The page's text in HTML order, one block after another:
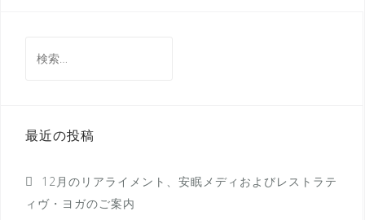
ゲ
ョ
ン
索:
最近の投稿
12月のリアライメント、安眠メディおよびレストラテ
ィヴ・ヨガのご案内